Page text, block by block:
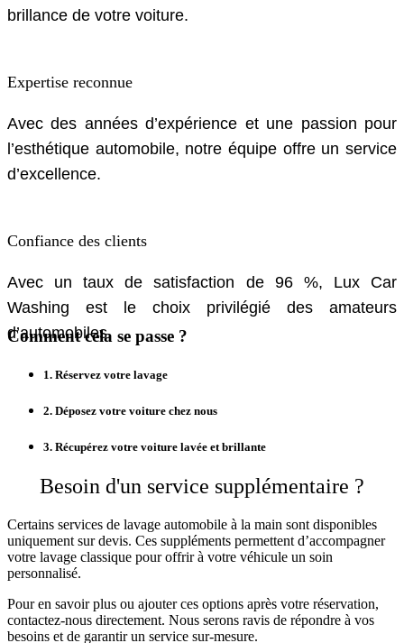
brillance de votre voiture.
Expertise reconnue
Avec des années d’expérience et une passion pour
l’esthétique automobile, notre équipe offre un service
d’excellence.
Confiance des clients
Avec un taux de satisfaction de 96 %, Lux Car
Washing est le choix privilégié des amateurs
d’automobiles.
Comment cela se passe ?
1. Réservez votre lavage
2. Déposez votre voiture chez nous
3. Récupérez votre voiture lavée et brillante
Besoin d'un service supplémentaire ?
Certains services de lavage automobile à la main sont disponibles
uniquement sur devis. Ces suppléments permettent d’accompagner
votre lavage classique pour offrir à votre véhicule un soin
personnalisé.
Pour en savoir plus ou ajouter ces options après votre réservation,
contactez-nous directement. Nous serons ravis de répondre à vos
besoins et de garantir un service sur-mesure.